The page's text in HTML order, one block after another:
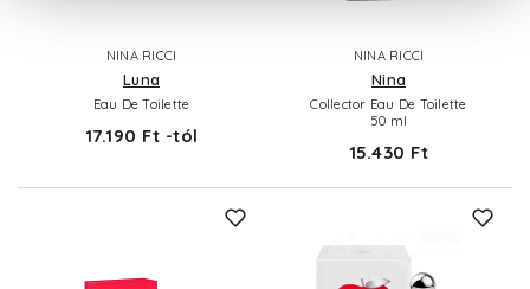
NINA RICCI
Luna
Eau De Toilette
17.190 Ft -tól
NINA RICCI
Nina
Collector Eau De Toilette
50 ml
15.430 Ft